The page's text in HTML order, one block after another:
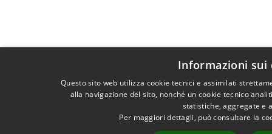
Informazioni sui
Questo sito web utilizza cookie tecnici e assimilati
alla navigazione del sito, nonché un cookie tecnico
statistiche, aggregate e
Per maggiori dettagli, può consultare la